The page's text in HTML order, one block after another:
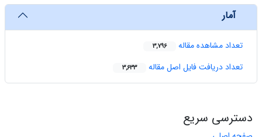
آمار
تعداد مشاهده مقاله 3,796
تعداد دریافت فایل اصل مقاله 3,633
دسترسی سریع